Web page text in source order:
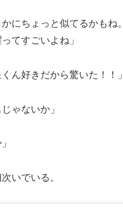
にちょっと似てるかもね。
てすごいよね」
ん好きだから驚いた！！」
ゃないか」
いでいる。